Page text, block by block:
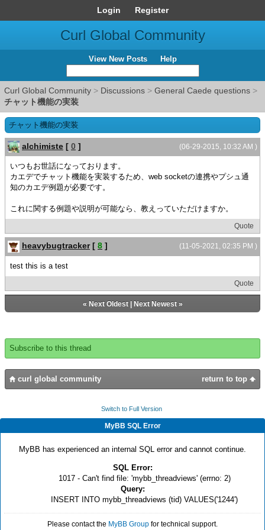
Login Register
Curl Global Community
View New Posts Help
Curl Global Community > Discussions > General Caede questions >
チャット機能の実装
チャット機能の実装
(06-29-2015, 10:32 AM )
alchimiste [ 0 ]
いつもお世話になっております。
カエデでチャット機能を実装するため、web socketの連携やプシュ通
知のカエデ例題が必要です。
これに関する例題や説明が可能なら、教えっていただけますか。
Quote
(11-05-2021, 02:35 PM )
heavybugtracker [ 8 ]
test this is a test
Quote
« Next Oldest| Next Newest»
Subscribe to this thread
return to top
curl global community
Switch to Full Version
MyBB SQL Error
MyBB has experienced an internal SQL error and cannot continue.
SQL Error:
1017 - Can't find file: 'mybb_threadviews' (errno: 2)
Query:
INSERT INTO mybb_threadviews (tid) VALUES('1244')
Please contact the MyBB Group for technical support.